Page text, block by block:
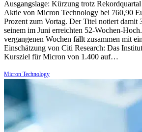
Ausgangslage: Kürzung trotz
Aktie von Micron Technology bei 760,90
Prozent zum Vortag. Der Titel notiert damit
seinem im Juni erreichten 52-Wochen-
vergangenen Wochen fällt zusammen mit
Einschätzung von Citi Research: Das
Kursziel für Micron von 1.400 auf…
Micron Technology